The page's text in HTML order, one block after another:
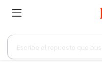
Búsqueda
productos